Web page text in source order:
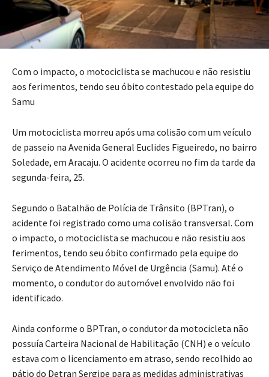
Com o impacto, o motociclista se machucou e não resistiu
aos ferimentos, tendo seu óbito contestado pela equipe do
Samu
Um motociclista morreu após uma colisão com um veículo
de passeio na Avenida General Euclides Figueiredo, no bairro
Soledade, em Aracaju. O acidente ocorreu no fim da tarde da
segunda-feira, 25.
Segundo o Batalhão de Polícia de Trânsito (BPTran), o
acidente foi registrado como uma colisão transversal. Com
o impacto, o motociclista se machucou e não resistiu aos
ferimentos, tendo seu óbito confirmado pela equipe do
Serviço de Atendimento Móvel de Urgência (Samu). Até o
momento, o condutor do automóvel envolvido não foi
identificado.
Ainda conforme o BPTran, o condutor da motocicleta não
possuía Carteira Nacional de Habilitação (CNH) e o veículo
estava com o licenciamento em atraso, sendo recolhido ao
pátio do Detran Sergipe para as medidas administrativas